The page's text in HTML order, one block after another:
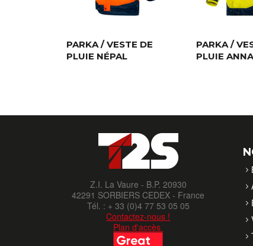
PARKA / VESTE DE
PLUIE NÉPAL
PARKA /
PLUIE
Z.I. La Vaure - B.P. 20930
42291 SORBIERS CEDEX - France
Tél. : + 33 (0)4 77 53 05 05
Contactez-nous !
Plan d'accès